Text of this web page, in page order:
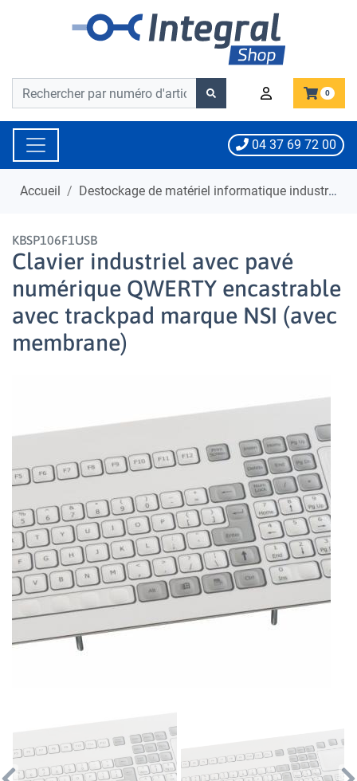
Barre de recherche
Barre de recherche 0
04 37 69 72 00
Accueil Destockage de matériel informatique industriel
KBSP106F1USB
Clavier industriel avec pavé
numérique QWERTY encastrable
avec trackpad marque NSI (avec
membrane)